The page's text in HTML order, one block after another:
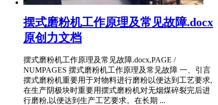
摆式磨粉机工作原理及常见故障.docx
原创力文档
摆式磨粉机工作原理及常见故障.docx,PAGE /
NUMPAGES 摆式磨粉机工作原理及常见故障 一、引言
摆式磨粉机重要用于对物料进行磨粉以便达到工艺要求,
在生产阴极块时重要用摆式磨粉机对无烟煤碎裂完后进
行磨粉,以便达到生产工艺要求。在长期 ...